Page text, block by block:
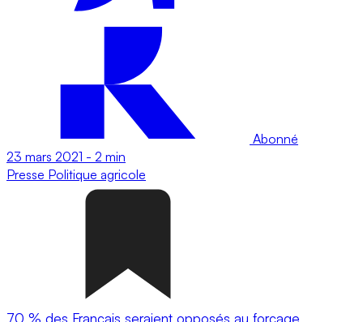
Abonné
23 mars 2021 - 2 min
Presse Politique agricole
70 % des Français seraient opposés au forçage